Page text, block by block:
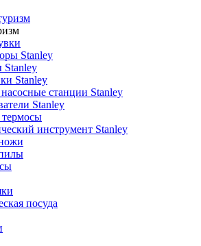
Stanley
Stanley
Stanley
станции Stanley
Stanley
инструмент Stanley
посуда